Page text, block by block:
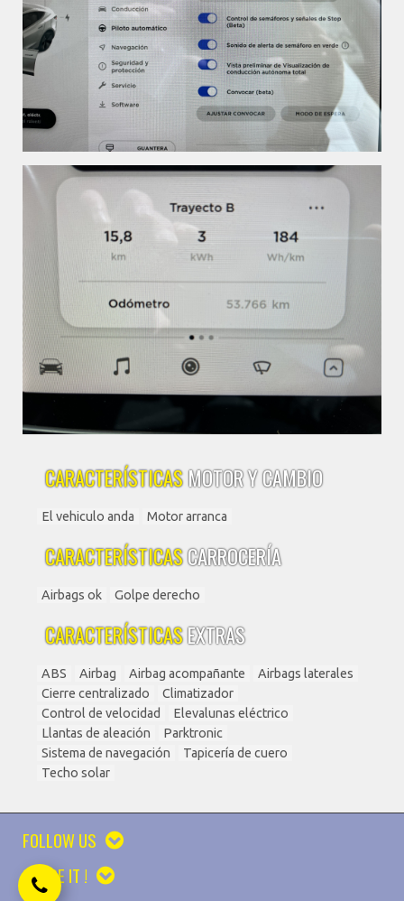
CARACTERÍSTICASMOTOR Y CAMBIO
El vehiculo anda Motor arranca
CARACTERÍSTICASCARROCERÍA
Airbags ok Golpe derecho
CARACTERÍSTICASEXTRAS
ABS Airbag Airbag acompañante
Airbags laterales
Cierre centralizado
Climatizador
Control de velocidad
Elevalunas eléctrico
Llantas de aleación
Parktronic
Sistema de navegación
Tapicería de cuero
Techo solar
FOLLOW US
SHARE IT !